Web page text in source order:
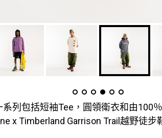
列包括短袖Tee，圓領衛衣和由100
x Timberland Garrison Trail越野徒步